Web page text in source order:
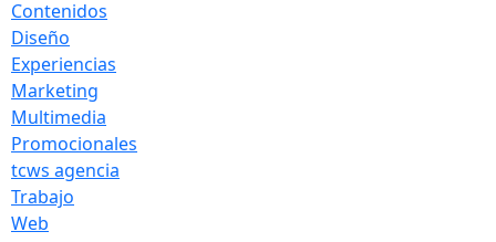
Contenidos
Diseño
Experiencias
Marketing
Multimedia
Promocionales
tcws agencia
Trabajo
Web